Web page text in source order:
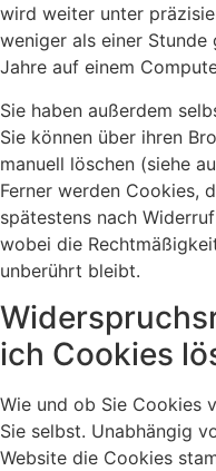
wird weiter unter
weniger als einer Stunde
Jahre auf einem
Sie haben außerdem
Sie können über ihren
manuell löschen (siehe
Ferner werden Cookies,
spätestens nach
wobei die
unberührt bleibt.
ich Cookies
Wie und ob Sie Cookies
Sie selbst. Unabhängig
Website die Cookies